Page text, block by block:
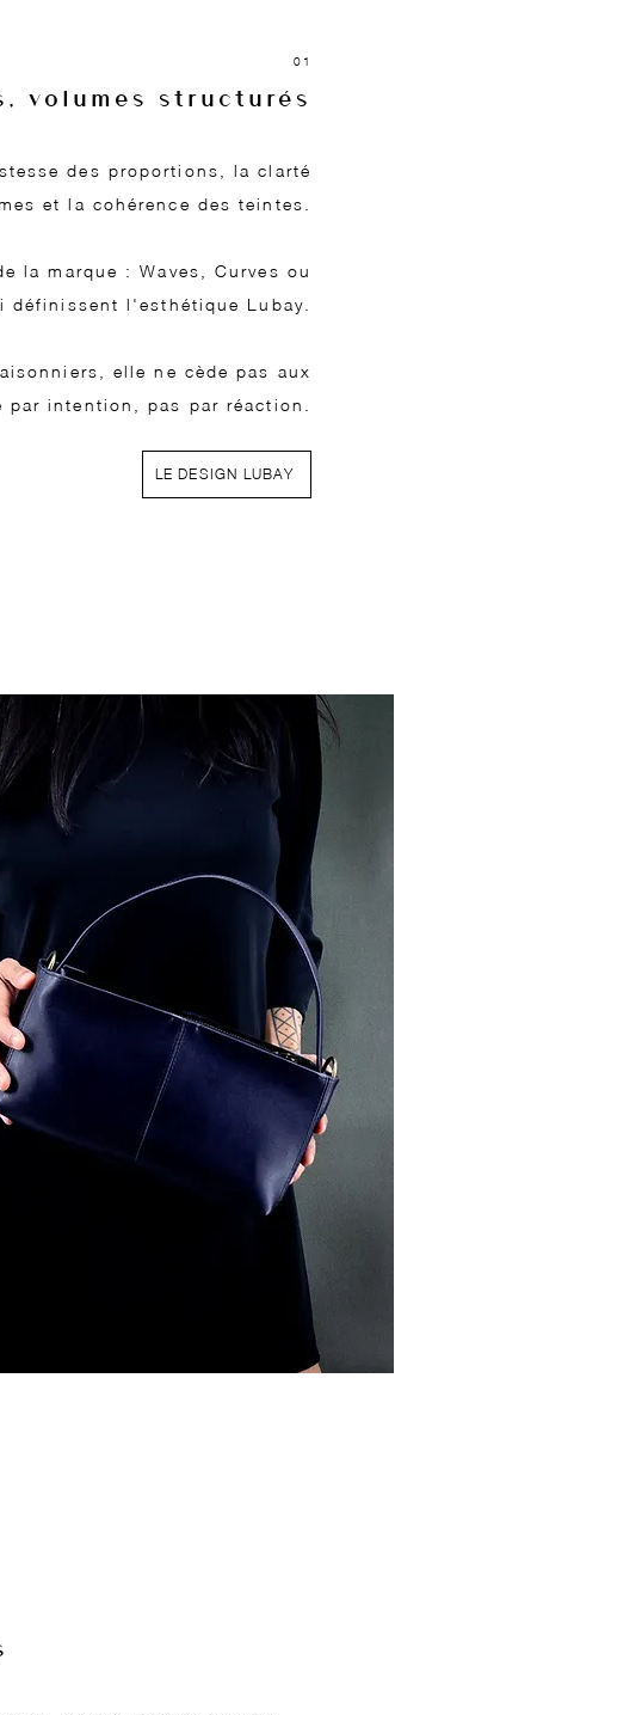
01
volumes structurés
des proportions, la clarté
et la cohérence des teintes.
la marque : Waves, Curves ou
l'esthétique Lubay.
elle ne cède pas aux
par intention, pas par réaction.
LE DESIGN LUBAY